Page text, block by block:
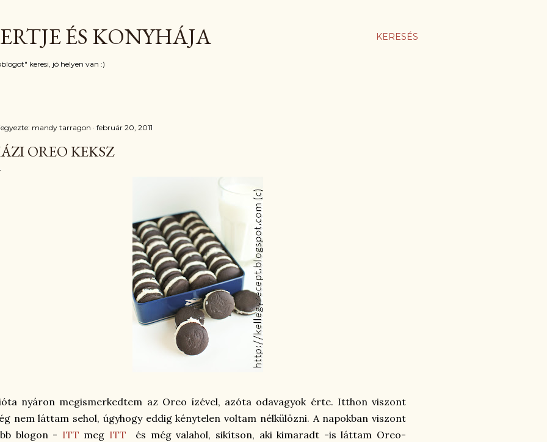
KERESÉS
ÉS KONYHÁJA
keresi, jó helyen van :)
mandy tarragon február 20, 2011
OREO KEKSZ
nyáron megismerkedtem az Oreo ízével, azóta odavagyok érte. Itthon viszont
nem láttam sehol, úgyhogy eddig kénytelen voltam nélkülözni. A napokban viszont
blogon - ITT meg ITT és még valahol, sikítson, aki kimaradt -is láttam Oreo-